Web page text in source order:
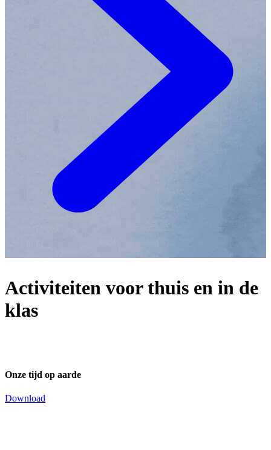
mooiste plek op aarde. Steven Blaas woont met zijn
vrouw en twee zoons in Dieren.
Activiteiten voor thuis en in de
klas
Onze tijd op aarde
Download